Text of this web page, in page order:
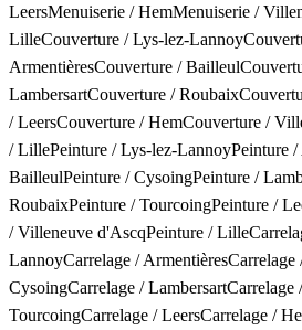
LeersMenuiserie / HemMenuiserie /
LilleCouverture / Lys-lez-Lannoy
ArmentièresCouverture / Bailleul
LambersartCouverture / Roubaix
/ LeersCouverture / HemCouverture /
/ LillePeinture / Lys-lez-LannoyPeinture /
BailleulPeinture / CysoingPeinture /
RoubaixPeinture / TourcoingPeinture /
/ Villeneuve d'AscqPeinture / Lille
LannoyCarrelage / ArmentièresCarrelage
CysoingCarrelage / LambersartCarrelage /
TourcoingCarrelage / LeersCarrelage /